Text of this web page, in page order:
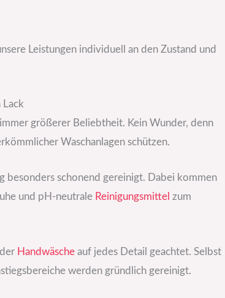
Leistungen individuell an den Zustand und
Lack
größerer Beliebtheit. Kein Wunder, denn
Waschanlagen schützen.
besonders schonend gereinigt. Dabei kommen
und pH-neutrale Reinigungsmittel zum
Handwäsche auf jedes Detail geachtet. Selbst
werden gründlich gereinigt.